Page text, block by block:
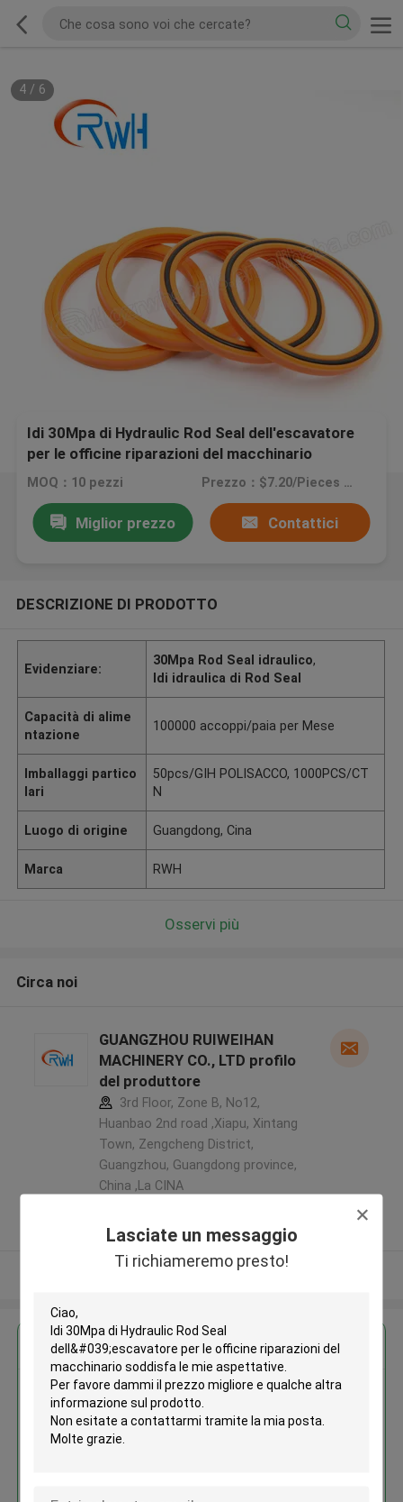
Lasciate un messaggio
Ti richiameremo presto!
4/ 6
Idi 30Mpa di Hydraulic Rod Seal dell'escavatore
per le officine riparazioni del macchinario
MOQ：10 pezzi Prezzo：$7.20/Pieces 10-499 Pieces
Miglior prezzo Contattici
DESCRIZIONE DI PRODOTTO
Evidenziare:
30Mpa Rod Seal idraulico,
Idi idraulica di Rod Seal
Capacità di alime
ntazione
100000 accoppi/paia per Mese
Imballaggi partico
lari
50pcs/GIH POLISACCO, 1000PCS/CT
N
Luogo di origine Guangdong, Cina
Marca RWH
Osservi più
Circa noi
GUANGZHOU RUIWEIHAN
MACHINERY CO., LTD profilo
del produttore
3rd Floor, Zone B, No12,
Huanbao 2nd road ,Xiapu, Xintang
Town, Zengcheng District,
Guangzhou, Guangdong province,
China ,La CINA
Fornitore verificato
Osservi più
Ottieni il miglior prezzo per
Idi 30Mpa di Hydraulic Rod Seal
dell'escavatore per le officine